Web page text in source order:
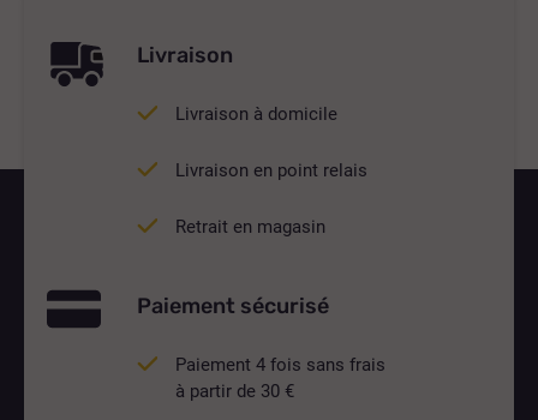
Livraison
Livraison à domicile
Livraison en point relais
Retrait en magasin
Paiement sécurisé
Paiement 4 fois sans frais
à partir de 30 €